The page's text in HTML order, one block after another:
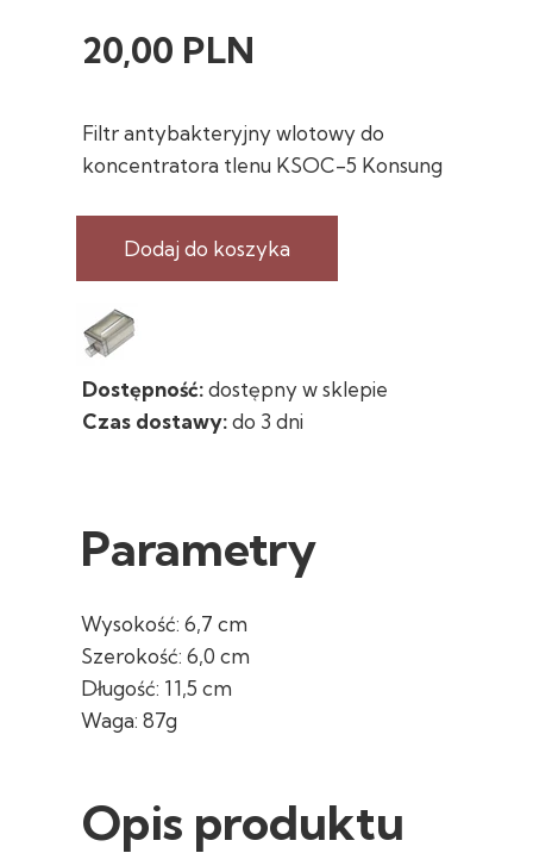
Dostępność:dostępny w sklepie
Czas dostawy:do 3 dni
Dodaj do koszyka
Filtr antybakteryjny wlotowy do
koncentratora tlenu KSOC-5 Konsung
20,00 PLN
Opis produktu
Parametry
Wysokość: 6,7 cm
Szerokość: 6,0 cm
Długość: 11,5 cm
Waga: 87g